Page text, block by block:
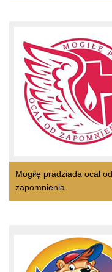
Mogiłę pradziada ocal od
zapomnienia